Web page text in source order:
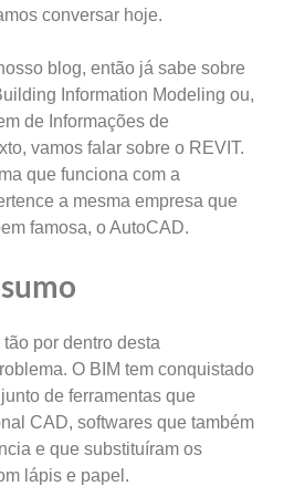
conversar hoje.
blog, então já sabe sobre
Information Modeling ou,
de Informações de
vamos falar sobre o REVIT.
que funciona com a
a mesma empresa que
famosa, o AutoCAD.
por dentro desta
O BIM tem conquistado
de ferramentas que
CAD, softwares que também
e que substituíram os
lápis e papel.